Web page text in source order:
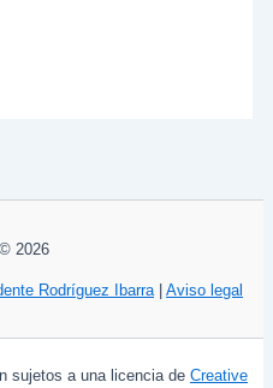
2026
Rodríguez Ibarra| Aviso legal
sujetos a una licencia de Creative